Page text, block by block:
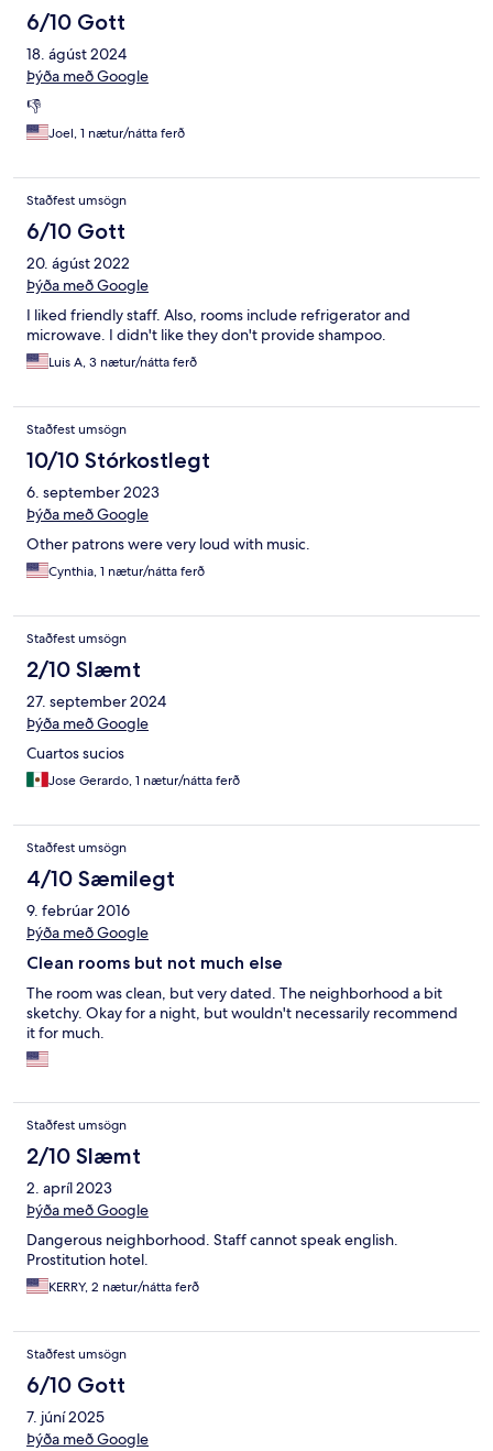
6/10 Gott
18. ágúst 2024
Þýða með Google
👎
Joel, 1 nætur/nátta ferð
Staðfest umsögn
6/10 Gott
20. ágúst 2022
Þýða með Google
I liked friendly staff. Also, rooms include refrigerator and
microwave. I didn't like they don't provide shampoo.
Luis A, 3 nætur/nátta ferð
Staðfest umsögn
10/10 Stórkostlegt
6. september 2023
Þýða með Google
Other patrons were very loud with music.
Cynthia, 1 nætur/nátta ferð
Staðfest umsögn
2/10 Slæmt
27. september 2024
Þýða með Google
Cuartos sucios
Jose Gerardo, 1 nætur/nátta ferð
Staðfest umsögn
4/10 Sæmilegt
9. febrúar 2016
Þýða með Google
Clean rooms but not much else
The room was clean, but very dated. The neighborhood a bit
sketchy. Okay for a night, but wouldn't necessarily recommend
it for much.
Staðfest umsögn
2/10 Slæmt
2. apríl 2023
Þýða með Google
Dangerous neighborhood. Staff cannot speak english.
Prostitution hotel.
KERRY, 2 nætur/nátta ferð
Staðfest umsögn
6/10 Gott
7. júní 2025
Þýða með Google